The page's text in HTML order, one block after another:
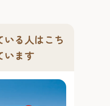
いる人はこち
います